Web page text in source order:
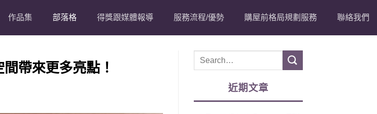
作品集 部落格 得獎跟媒體報導 服務流程/優勢 購屋前格局規劃服務 聯絡我們
帶來更多亮點！
近期文章